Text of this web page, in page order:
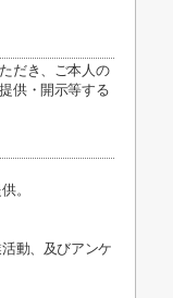
だき、ご本人の
供・開示等する
。
動、及びアンケ